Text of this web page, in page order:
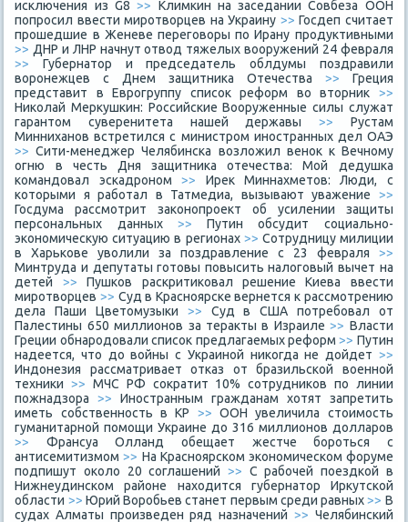
исключения из G8>> Климкин на заседании Совбеза ООН
попросил ввести миротворцев на Украину >>Госдеп считает
прошедшие в Женеве переговоры по Ирану продуктивными
>> ДНР и ЛНР начнут отвод тяжелых вооружений 24 февраля
>>Губернатор и председатель облдумы поздравили
воронежцев с Днем защитника Отечества >> Греция
представит в Еврогруппу список реформ во вторник >>
Николай Меркушкин: Российские Вооруженные силы служат
гарантом суверенитета нашей державы >> Рустам
Минниханов встретился с министром иностранных дел ОАЭ
>>Сити-менеджер Челябинска возложил венок к Вечному
огню в честь Дня защитника отечества: Мой дедушка
командовал эскадроном>> Ирек Миннахметов: Люди, с
которыми я работал в Татмедиа, вызывают уважение >>
Госдума рассмотрит законопроект об усилении защиты
персональных данных >>Путин обсудит социально-
экономическую ситуацию в регионах >> Сотрудницу милиции
в Харькове уволили за поздравление с 23 февраля >>
Минтруда и депутаты готовы повысить налоговый вычет на
детей >>Пушков раскритиковал решение Киева ввести
миротворцев>> Суд в Красноярске вернется к рассмотрению
дела Паши Цветомузыки >> Суд в США потребовал от
Палестины 650 миллионов за теракты в Израиле>> Власти
Греции обнародовали список предлагаемых реформ>> Путин
надеется, что до войны с Украиной никогда не дойдет >>
Индонезия рассматривает отказ от бразильской военной
техники>> МЧС РФ сократит 10% сотрудников по линии
пожнадзора>>Иностранным гражданам хотят запретить
иметь собственность в КР >> ООН увеличила стоимость
гуманитарной помощи Украине до 316 миллионов долларов
>> Франсуа Олланд обещает жестче бороться с
антисемитизмом>> На Красноярском экономическом форуме
подпишут около 20 соглашений >> С рабочей поездкой в
Нижнеудинском районе находится губернатор Иркутской
области >> Юрий Воробьев станет первым среди равных>> В
судах Алматы произведен ряд назначений >> Челябинский